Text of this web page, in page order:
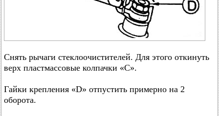
Снять рычаги стеклоочистителей. Для этого откинуть
верх пластмассовые колпачки «С».
Гайки крепления «D» отпустить примерно на 2
оборота.